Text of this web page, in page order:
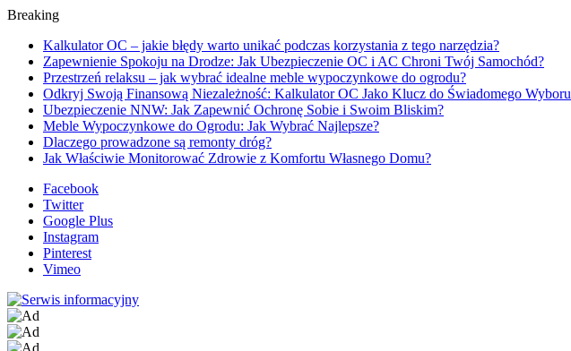
Breaking
Kalkulator OC – jakie błędy warto unikać podczas korzystania z tego narzędzia?
Zapewnienie Spokoju na Drodze: Jak Ubezpieczenie OC i AC Chroni Twój Samochód?
Przestrzeń relaksu – jak wybrać idealne meble wypoczynkowe do ogrodu?
Odkryj Swoją Finansową Niezależność: Kalkulator OC Jako Klucz do Świadomego Wyboru
Ubezpieczenie NNW: Jak Zapewnić Ochronę Sobie i Swoim Bliskim?
Meble Wypoczynkowe do Ogrodu: Jak Wybrać Najlepsze?
Dlaczego prowadzone są remonty dróg?
Jak Właściwie Monitorować Zdrowie z Komfortu Własnego Domu?
Facebook
Twitter
Google Plus
Instagram
Pinterest
Vimeo